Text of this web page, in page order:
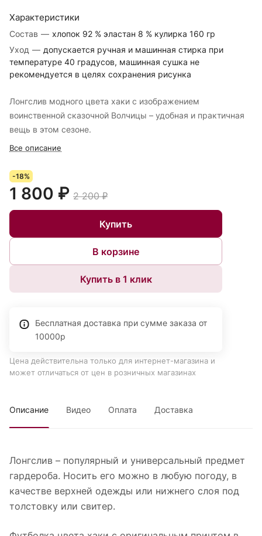
Характеристики
Состав — хлопок 92 % эластан 8 % кулирка 160 гр
Уход — допускается ручная и машинная стирка при
температуре 40 градусов, машинная сушка не
рекомендуется в целях сохранения рисунка
Лонгслив модного цвета хаки с изображением
воинственной сказочной Волчицы – удобная и практичная
вещь в этом сезоне.
Все описание
-18%
1 800 ₽ 2 200 ₽
Купить
В корзине
Купить в 1 клик
Бесплатная доставка при сумме заказа от
10000р
Цена действительна только для интернет-магазина и
может отличаться от цен в розничных магазинах
Описание Видео Оплата Доставка
Лонгслив – популярный и универсальный предмет
гардероба. Носить его можно в любую погоду, в
качестве верхней одежды или нижнего слоя под
толстовку или свитер.